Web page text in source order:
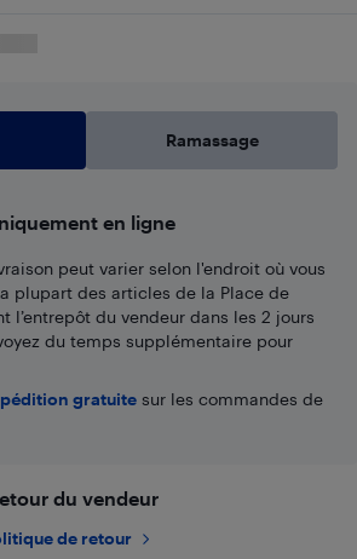
Ramassage
en ligne
peut varier selon l'endroit où vous
plupart des articles de la Place de
l’entrepôt du vendeur dans les 2 jours
du temps supplémentaire pour
gratuite sur les commandes de
du vendeur
de retour